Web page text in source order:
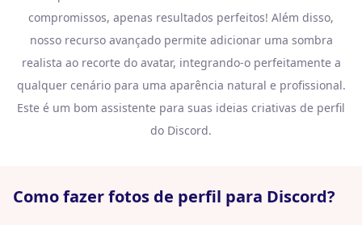
compromissos, apenas resultados perfeitos! Além disso,
nosso recurso avançado permite adicionar uma sombra
realista ao recorte do avatar, integrando-o perfeitamente a
qualquer cenário para uma aparência natural e profissional.
Este é um bom assistente para suas ideias criativas de perfil
do Discord.
Como fazer fotos de perfil para Discord?